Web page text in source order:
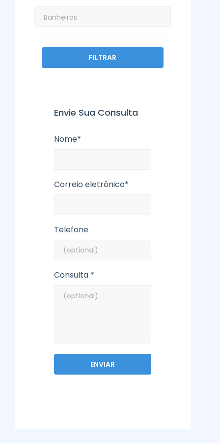
FILTRAR
Envie Sua Consulta
Nome*
Correio eletrônico*
Telefone
Consulta *